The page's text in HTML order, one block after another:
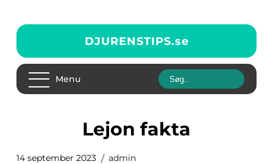
DJURENSTIPS.se
Menu
lejon fakta
14 september 2023 admin